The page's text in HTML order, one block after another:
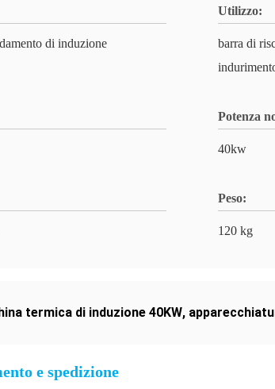
di induzione
Utilizzo:
barra di
Potenza
40kw
Peso:
120 kg
termica di induzione 40KW,
e spedizione